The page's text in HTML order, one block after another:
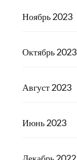
Ноябрь 2023
Октябрь 2023
Август 2023
Июнь 2023